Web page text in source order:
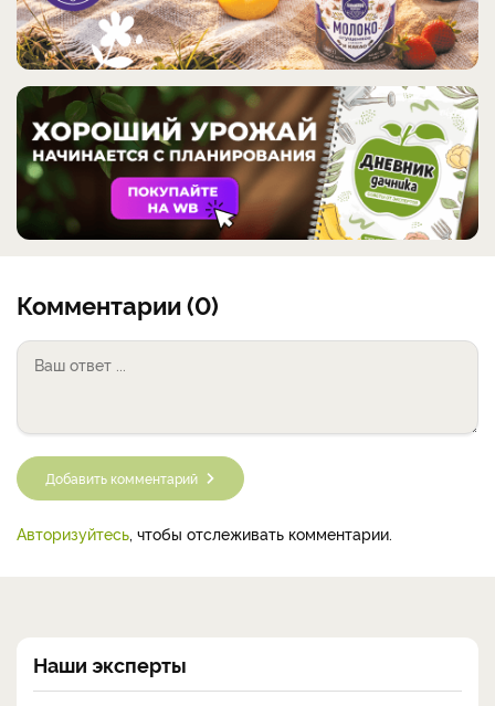
Комментарии (0)
Добавить комментарий
Авторизуйтесь, чтобы отслеживать комментарии.
Наши эксперты